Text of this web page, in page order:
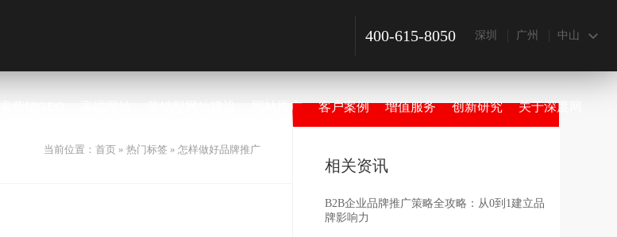
深圳 广州 中山
400-615-8050
网站推广 客户案例 增值服务 创新研究 关于深度网
当前位置： 首页» 热门标签» 怎样做好品牌推广
相关资讯
B2B企业品牌推广策略全攻略：从0到1建立品
牌影响力